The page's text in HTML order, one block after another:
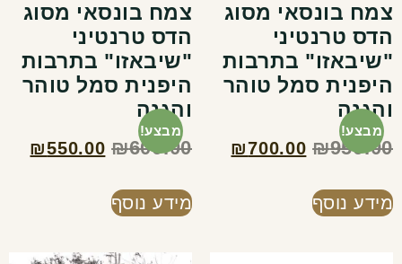
מבצע!
צמח בונסאי מסוג
הדס טרנטיני
"שיבאזו" בתרבות
היפנית סמל טוהר
והגנה
₪950.00
₪700.00
מידע נוסף
מבצע!
צמח בונסאי מסוג
הדס טרנטיני
"שיבאזו" בתרבות
היפנית סמל טוהר
והגנה
₪600.00
₪550.00
מידע נוסף